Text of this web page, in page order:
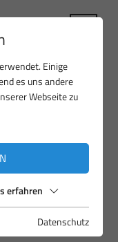
– was
Einige
es uns andere
Webseite zu
erfahren
Datenschutz